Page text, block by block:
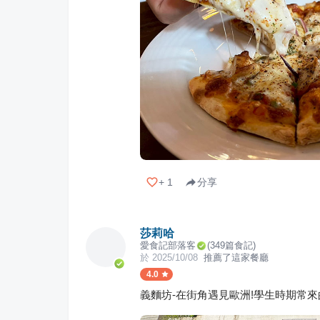
+ 1 分享
莎莉哈
愛食記部落客 (349篇食記)
於 2025/10/08 推薦了這家餐廳
4.0
義麵坊-在街角遇見歐洲!學生時期常